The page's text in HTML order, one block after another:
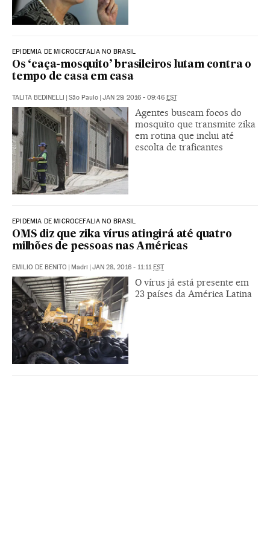
EPIDEMIA DE MICROCEFALIA NO BRASIL
Os ‘caça-mosquito’ brasileiros lutam contra o
tempo de casa em casa
TALITA BEDINELLI | São Paulo | JAN 29, 2016 - 09:46 EST
Agentes buscam focos do
mosquito que transmite zika
em rotina que inclui até
escolta de traficantes
EPIDEMIA DE MICROCEFALIA NO BRASIL
OMS diz que zika vírus atingirá até quatro
milhões de pessoas nas Américas
EMILIO DE BENITO | Madri | JAN 28, 2016 - 11:11 EST
O vírus já está presente em
23 países da América Latina